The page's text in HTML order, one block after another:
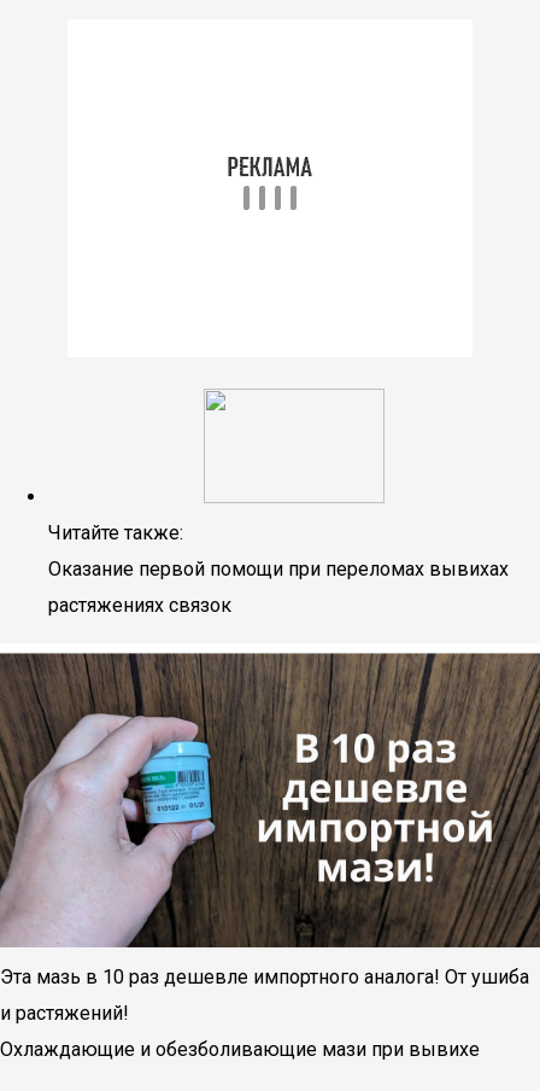
Читайте также:
Оказание первой помощи при переломах вывихах
растяжениях связок
Эта мазь в 10 раз дешевле импортного аналога! От ушиба
и растяжений!
Охлаждающие и обезболивающие мази при вывихе